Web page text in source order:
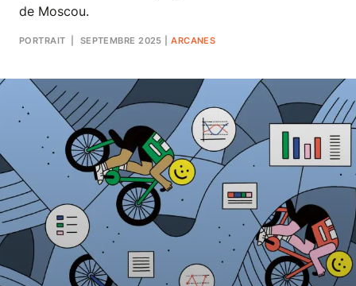
de Moscou.
PORTRAIT | SEPTEMBRE 2025 |ARCANES